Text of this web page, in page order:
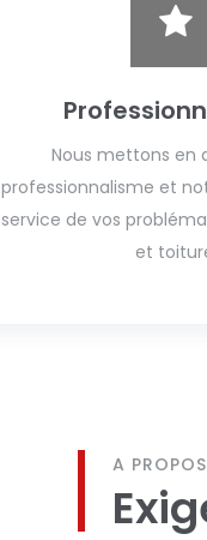
Nous mettons en
professionnalisme et
service de vos
et
A PROPOS